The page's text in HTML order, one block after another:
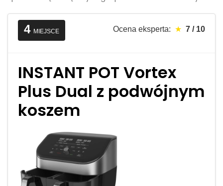
4 MIEJSCE Ocena eksperta: ★ 7 / 10
INSTANT POT Vortex
Plus Dual z podwójnym
koszem